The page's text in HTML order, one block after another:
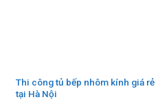
Thi công tủ bếp nhôm kính giá rẻ
tại Hà Nội